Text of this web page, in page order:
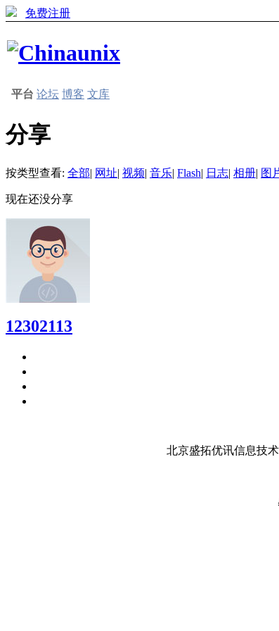
免费注册
平台 论坛 博客 文库
分享
按类型查看: 全部| 网址| 视频| 音乐| Flash| 日志| 相册| 图
现在还没分享
12302113
北京盛拓优讯信息技